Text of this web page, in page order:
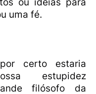
ou ideias para
uma fé.
certo estaria
estupidez
filósofo da